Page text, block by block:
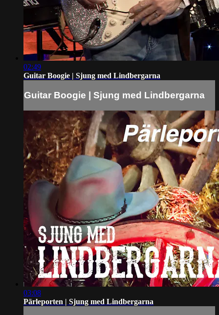
02:49
Guitar Boogie | Sjung med Lindbergarna
Guitar Boogie | Sjung med Lindbergarna
03:08
Pärleporten | Sjung med Lindbergarna